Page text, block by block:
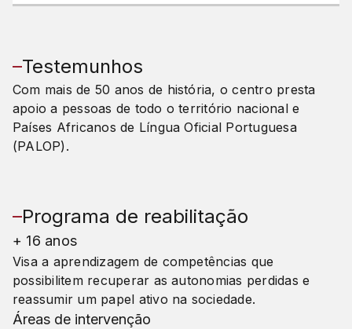
Testemunhos
Com mais de 50 anos de história, o centro presta
apoio a pessoas de todo o território nacional e
Países Africanos de Língua Oficial Portuguesa
(PALOP).
Programa de reabilitação
+ 16 anos
Visa a aprendizagem de competências que
possibilitem recuperar as autonomias perdidas e
reassumir um papel ativo na sociedade.
Áreas de intervenção